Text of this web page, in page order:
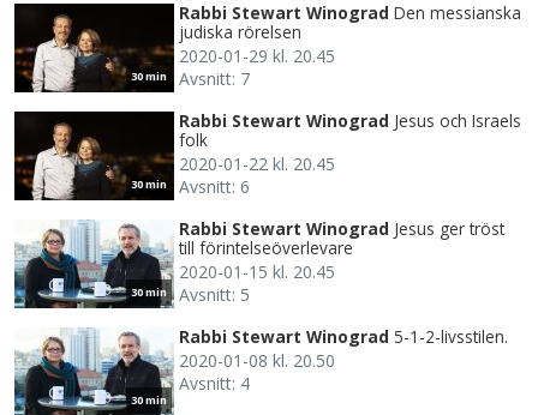
30 min
Rabbi Stewart Winograd Den messianska
judiska rörelsen
2020-01-29 kl. 20.45
Avsnitt: 7
30 min
Rabbi Stewart Winograd Jesus och Israels
folk
2020-01-22 kl. 20.45
Avsnitt: 6
30 min
Rabbi Stewart Winograd Jesus ger tröst
till förintelseöverlevare
2020-01-15 kl. 20.45
Avsnitt: 5
30 min
Rabbi Stewart Winograd 5-1-2-livsstilen.
2020-01-08 kl. 20.50
Avsnitt: 4